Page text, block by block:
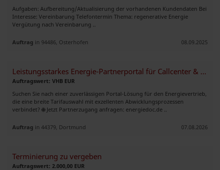
Aufgaben: Aufbereitung/Aktualisierung der vorhandenen Kundendaten Bei
Interesse: Vereinbarung Telefontermin Thema: regenerative Energie
Vergütung nach Vereinbarung ..
Auftrag in 94486, Osterhofen 08.09.2025
Leistungsstarkes Energie-Partnerportal für Callcenter & Telesales-Team
Auftragswert: VHB EUR
Suchen Sie nach einer zuverlässigen Portal-Lösung für den Energievertrieb,
die eine breite Tarifauswahl mit exzellenten Abwicklungsprozessen
verbindet? 🌐 Jetzt Partnerzugang anfragen: energiedoc.de ..
Auftrag in 44379, Dortmund 07.08.2026
Terminierung zu vergeben
Auftragswert: 2.000,00 EUR